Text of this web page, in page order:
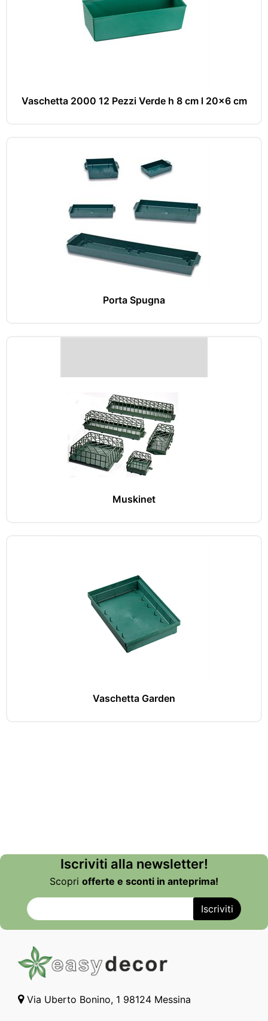
Vaschetta 2000 12 Pezzi Verde h 8 cm l 20x6 cm
Porta Spugna
Muskinet
Vaschetta Garden
Iscriviti alla newsletter!
Scopri offerte e sconti in anteprima!
Via Uberto Bonino, 1 98124 Messina